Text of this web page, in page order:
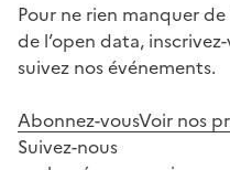
Pour ne rien manquer
de l’open data,
suivez nos événements.
Abonnez-vousVoir nos
Suivez-nous